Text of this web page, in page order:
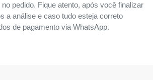
pedido. Fique atento, após você finalizar
a análise e caso tudo esteja correto
de pagamento via WhatsApp.